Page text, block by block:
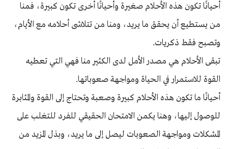
أحيانًا تكون هذه الأحلام صغيرة وأحيانًا أخرى تكون كبيرة، فمنا
من يستطيع أن يحقق ما يريد، ومنا من تتلاشى أحلامه مع الأيام،
وتصبح فقط ذكريات.
تبقى الأحلام هي مصدر الأمل لدى الكثير منا فهي التي تعطيه
القوة للاستمرار في الحياة ومواجهة صعوباتها.
أحيانًا ما تكون هذه الأحلام كبيرة وصعبة وتحتاج إلى القوة والمثابرة
للوصول إليها، وهنا يكمن الامتحان الحقيقي للفرد للتغلب على
المشكلات ومواجهة الصعوبات ليصل إلى ما يريد، وبذل المزيد من